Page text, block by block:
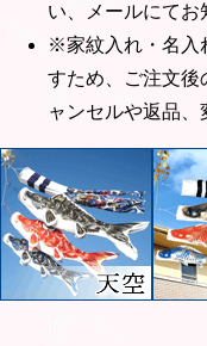
い、メールにてお
※家紋入れ・名入
すため、ご注文後
ャンセルや返品、